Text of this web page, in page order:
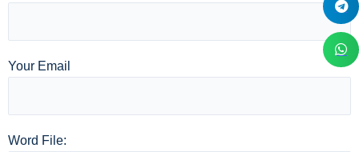
Your Email
Word File: